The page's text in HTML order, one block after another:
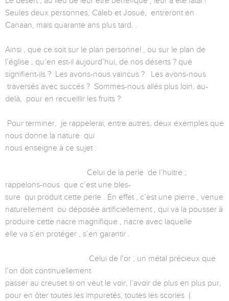
Seules deux personnes, Caleb et Josué, entreront en
Canaan, mais quarante ans plus tard. .
Ainsi , que ce soit sur le plan personnel , ou sur le plan de
l’église , qu’en est-il aujourd’hui, de nos déserts ? que
signifient-ils ? Les avons-nous vaincus ? Les avons-nous
traversés avec succés ? Sommes-nous allés plus loin, au-
delà, pour en recueillir les fruits ?
Pour terminer, je rappelerai, entre autres, deux exemples que
nous donne la nature qui
nous enseigne à ce sujet :
Celui de la perle de l’huitre ;
rappelons-nous que c’est une bles-
sure qui produit cette perle . En effet , c’est une pierre , venue
naturellement ou déposée artificiellement , qui va la pousser à
produire cette nacre magnifique , nacre avec laquelle
elle va s’en protéger , s’en garantir .
Celui de l’or ; un métal précieux que
l’on doit continuellement
passer au creuset si on veut le voir, l’avoir de plus en plus pur,
pour en ôter toutes les impuretés, toutes les scories (